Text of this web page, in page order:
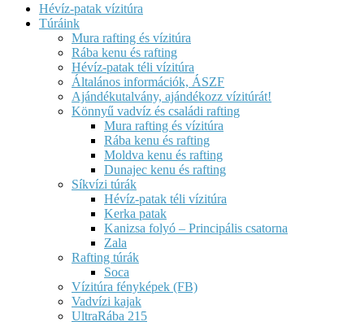
Hévíz-patak vízitúra
Túráink
Mura rafting és vízitúra
Rába kenu és rafting
Hévíz-patak téli vízitúra
Általános információk, ÁSZF
Ajándékutalvány, ajándékozz vízitúrát!
Könnyű vadvíz és családi rafting
Mura rafting és vízitúra
Rába kenu és rafting
Moldva kenu és rafting
Dunajec kenu és rafting
Síkvízi túrák
Hévíz-patak téli vízitúra
Kerka patak
Kanizsa folyó – Principális csatorna
Zala
Rafting túrák
Soca
Vízitúra fényképek (FB)
Vadvízi kajak
UltraRába 215